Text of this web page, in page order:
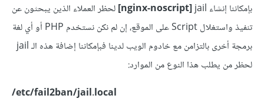
بإمكاننا إنشاء
nginx-noscript]jail
]لحظر العملاء الذين يبحثون عن
تنفيذ واستغلال Script على الموقع، إن لم نكن نستخدم PHP أو أي لغة
برمجة أخرى بالتزامن مع خادوم الويب لدينا فبإمكاننا إضافة هذه الـ jail
لحظر من يطلب هذا النوع من الموارد:
etc/fail2ban/jail.local/